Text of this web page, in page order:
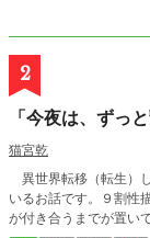
2
「今夜は、ずっ
猫宮乾
異世界転移（転生）
いるお話です。９割性
が付き合うまでが置い